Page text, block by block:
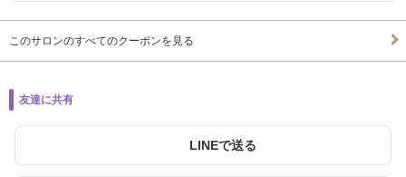
このサロンのすべてのクーポンを見る
友達に共有
LINEで送る